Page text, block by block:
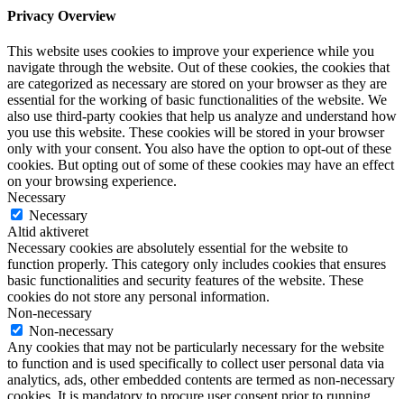
Privacy Overview
This website uses cookies to improve your experience while you
navigate through the website. Out of these cookies, the cookies that
are categorized as necessary are stored on your browser as they are
essential for the working of basic functionalities of the website. We
also use third-party cookies that help us analyze and understand how
you use this website. These cookies will be stored in your browser
only with your consent. You also have the option to opt-out of these
cookies. But opting out of some of these cookies may have an effect
on your browsing experience.
Necessary
Necessary
Altid aktiveret
Necessary cookies are absolutely essential for the website to
function properly. This category only includes cookies that ensures
basic functionalities and security features of the website. These
cookies do not store any personal information.
Non-necessary
Non-necessary
Any cookies that may not be particularly necessary for the website
to function and is used specifically to collect user personal data via
analytics, ads, other embedded contents are termed as non-necessary